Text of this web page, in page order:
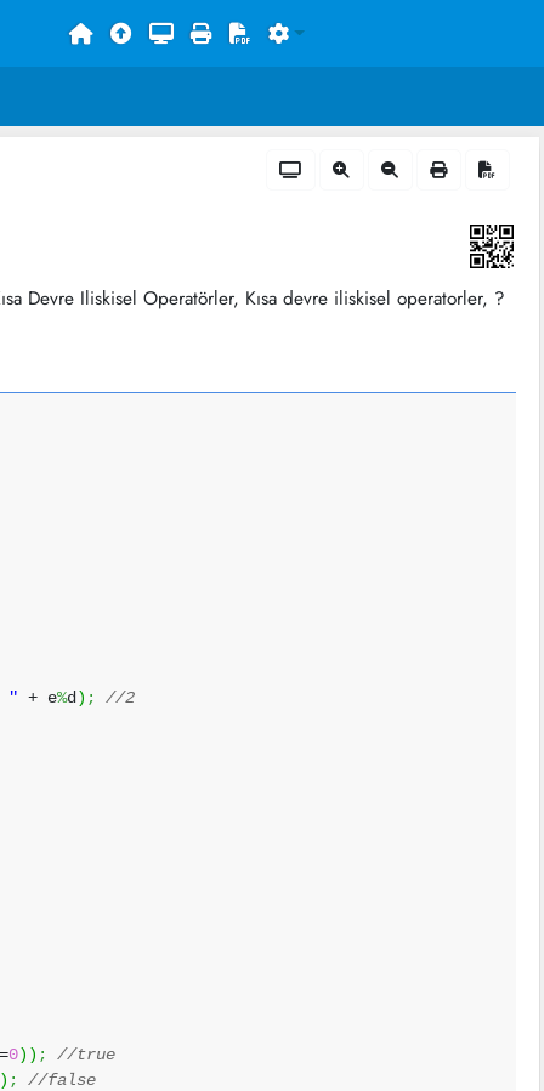
Devre Iliskisel Operatörler, Kısa devre iliskisel operatorler, ?
" + e%d) ; //2
=0) ) ;
//true
) ; //false